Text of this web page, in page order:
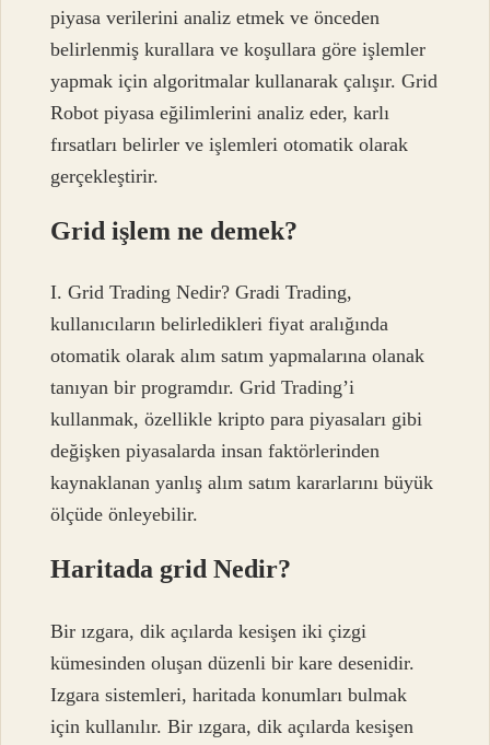
piyasa verilerini analiz etmek ve önceden
belirlenmiş kurallara ve koşullara göre işlemler
yapmak için algoritmalar kullanarak çalışır. Grid
Robot piyasa eğilimlerini analiz eder, karlı
fırsatları belirler ve işlemleri otomatik olarak
gerçekleştirir.
Grid işlem ne demek?
I. Grid Trading Nedir? Gradi Trading,
kullanıcıların belirledikleri fiyat aralığında
otomatik olarak alım satım yapmalarına olanak
tanıyan bir programdır. Grid Trading’i
kullanmak, özellikle kripto para piyasaları gibi
değişken piyasalarda insan faktörlerinden
kaynaklanan yanlış alım satım kararlarını büyük
ölçüde önleyebilir.
Haritada grid Nedir?
Bir ızgara, dik açılarda kesişen iki çizgi
kümesinden oluşan düzenli bir kare desenidir.
Izgara sistemleri, haritada konumları bulmak
için kullanılır. Bir ızgara, dik açılarda kesişen